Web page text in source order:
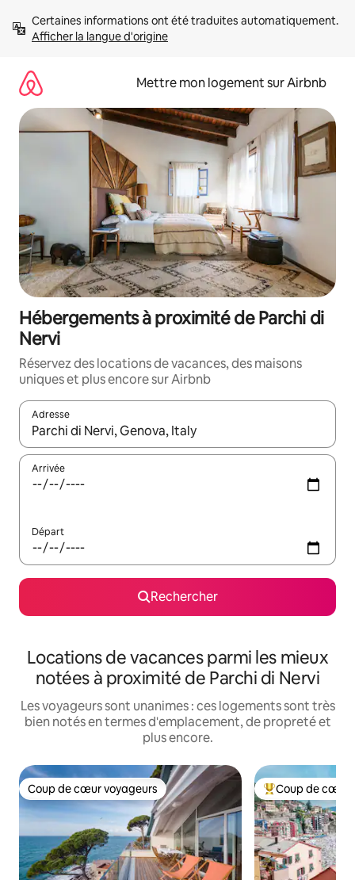
directement
Afficher la langue d'origine
Mettre mon logement sur Airbnb
Hébergements à proximité de Parchi di
Nervi
Réservez des locations de vacances, des maisons
uniques et plus encore sur Airbnb
Adresse
Lorsque les résultats s'affichent, utilisez les flèches vers le
Arrivée
Départ
Rechercher
Locations de vacances parmi les mieux
notées à proximité de Parchi di Nervi
Les voyageurs sont unanimes : ces logements sont très
bien notés en termes d'emplacement, de propreté et
plus encore.
Coup de cœur voyageurs
Coup de cœur voyageurs Coups de cœur
Coup de cœur